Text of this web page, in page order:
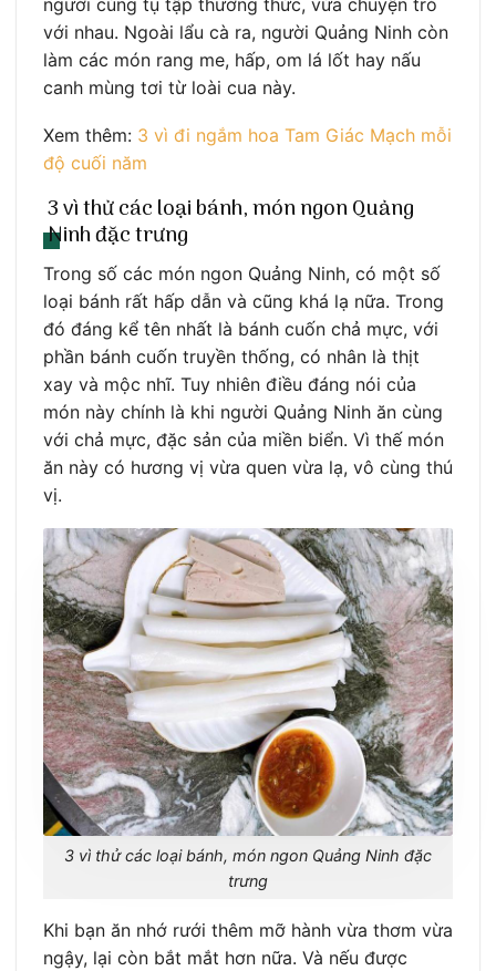
người cùng tụ tập thưởng thức, vừa chuyện trò
với nhau. Ngoài lẩu cà ra, người Quảng Ninh còn
làm các món rang me, hấp, om lá lốt hay nấu
canh mùng tơi từ loài cua này.
Xem thêm: 3 vì đi ngắm hoa Tam Giác Mạch mỗi
độ cuối năm
3 vì thử các loại bánh, món ngon Quảng
Ninh đặc trưng
Trong số các món ngon Quảng Ninh, có một số
loại bánh rất hấp dẫn và cũng khá lạ nữa. Trong
đó đáng kể tên nhất là bánh cuốn chả mực, với
phần bánh cuốn truyền thống, có nhân là thịt
xay và mộc nhĩ. Tuy nhiên điều đáng nói của
món này chính là khi người Quảng Ninh ăn cùng
với chả mực, đặc sản của miền biển. Vì thế món
ăn này có hương vị vừa quen vừa lạ, vô cùng thú
vị.
3 vì thử các loại bánh, món ngon Quảng Ninh đặc
trưng
Khi bạn ăn nhớ rưới thêm mỡ hành vừa thơm vừa
ngậy, lại còn bắt mắt hơn nữa. Và nếu được